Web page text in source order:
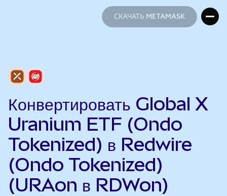
СКАЧАТЬ METAMASK
Конвертировать Global X
Uranium ETF (Ondo
Tokenized) в Redwire
(Ondo Tokenized)
(URAon в RDWon)